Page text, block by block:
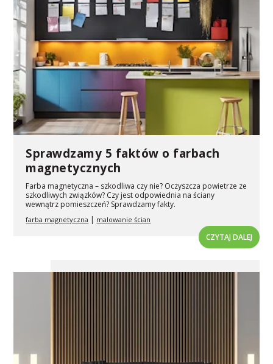
Sprawdzamy 5 faktów o farbach
magnetycznych
Farba magnetyczna – szkodliwa czy nie? Oczyszcza powietrze ze
szkodliwych związków? Czy jest odpowiednia na ściany
wewnątrz pomieszczeń? Sprawdzamy fakty.
farba magnetyczna | malowanie ścian
CZYTAJ DALEJ